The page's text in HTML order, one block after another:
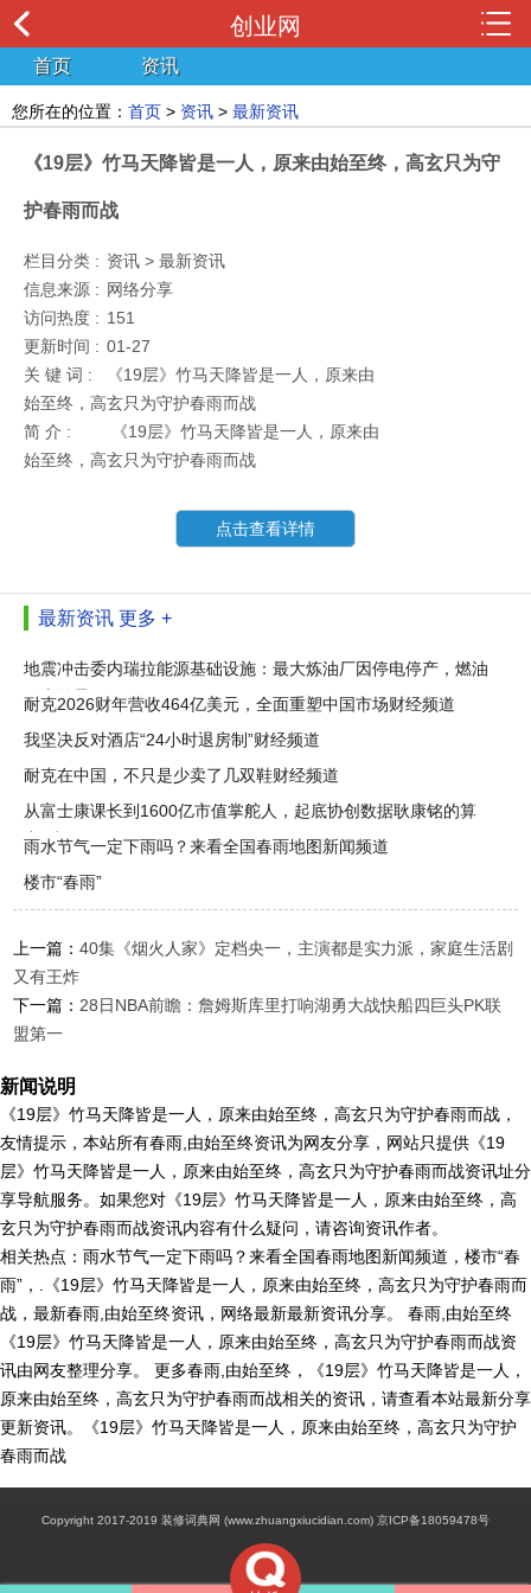
创业网
首页 资讯
您所在的位置： 首页 > 资讯 > 最新资讯
《19层》竹马天降皆是一人，原来由始至终，高玄只为守
护春雨而战
栏目分类 : 资讯 > 最新资讯
信息来源 : 网络分享
访问热度 : 151
更新时间 : 01-27
关 键 词 :
《19层》竹马天降皆是一人，原来由
始至终，高玄只为守护春雨而战
简 介 :
《19层》竹马天降皆是一人，原来由
始至终，高玄只为守护春雨而战
点击查看详情
最新资讯 更多 +
地震冲击委内瑞拉能源基础设施：最大炼油厂因停电停产，燃油
供应前景
耐克2026财年营收464亿美元，全面重塑中国市场财经频道
我坚决反对酒店“24小时退房制”财经频道
耐克在中国，不只是少卖了几双鞋财经频道
从富士康课长到1600亿市值掌舵人，起底协创数据耿康铭的算
力“赌局
雨水节气一定下雨吗？来看全国春雨地图新闻频道
楼市“春雨”
上一篇：40集《烟火人家》定档央一，主演都是实力派，家庭生活剧
又有王炸
下一篇： 28日NBA前瞻：詹姆斯库里打响湖勇大战快船四巨头PK联
盟第一
新闻说明
《19层》竹马天降皆是一人，原来由始至终，高玄只为守护春雨而战，
友情提示，本站所有春雨,由始至终资讯为网友分享，网站只提供《19
层》竹马天降皆是一人，原来由始至终，高玄只为守护春雨而战资讯址分
享导航服务。如果您对《19层》竹马天降皆是一人，原来由始至终，高
玄只为守护春雨而战资讯内容有什么疑问，请咨询资讯作者。
相关热点：雨水节气一定下雨吗？来看全国春雨地图新闻频道，楼市“春
雨”，.《19层》竹马天降皆是一人，原来由始至终，高玄只为守护春雨而
战，最新春雨,由始至终资讯，网络最新最新资讯分享。 春雨,由始至终
《19层》竹马天降皆是一人，原来由始至终，高玄只为守护春雨而战资
讯由网友整理分享。 更多春雨,由始至终，《19层》竹马天降皆是一人，
原来由始至终，高玄只为守护春雨而战相关的资讯，请查看本站最新分享
更新资讯。《19层》竹马天降皆是一人，原来由始至终，高玄只为守护
春雨而战
Copyright 2017-2019 装修词典网 (www.zhuangxiucidian.com) 京ICP备18059478号